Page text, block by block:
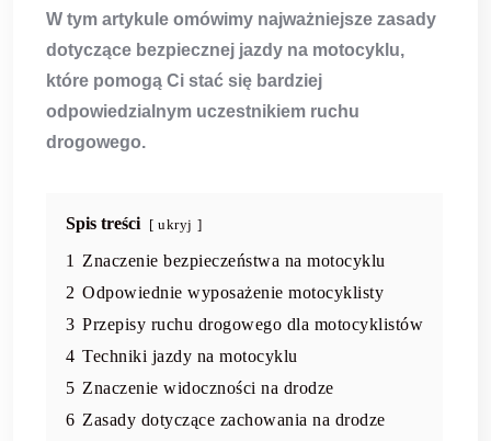
W tym artykule omówimy najważniejsze zasady
dotyczące bezpiecznej jazdy na motocyklu,
które pomogą Ci stać się bardziej
odpowiedzialnym uczestnikiem ruchu
drogowego.
Spis treści ukryj
1 Znaczenie bezpieczeństwa na motocyklu
2 Odpowiednie wyposażenie motocyklisty
3 Przepisy ruchu drogowego dla motocyklistów
4 Techniki jazdy na motocyklu
5 Znaczenie widoczności na drodze
6 Zasady dotyczące zachowania na drodze